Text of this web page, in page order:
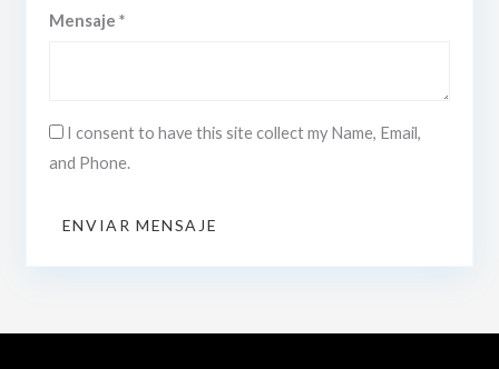
Mensaje *
I consent to have this site collect my Name, Email,
and Phone.
ENVIAR MENSAJE